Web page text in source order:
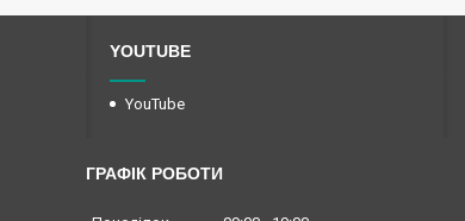
YOUTUBE
YouTube
ГРАФІК РОБОТИ